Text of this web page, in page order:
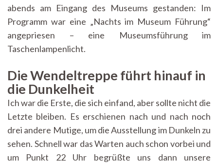
abends am Eingang des Museums gestanden: Im
Programm war eine „Nachts im Museum Führung“
angepriesen – eine Museumsführung im
Taschenlampenlicht.
Die Wendeltreppe führt hinauf in
die Dunkelheit
Ich war die Erste, die sich einfand, aber sollte nicht die
Letzte bleiben. Es erschienen nach und nach noch
drei andere Mutige, um die Ausstellung im Dunkeln zu
sehen. Schnell war das Warten auch schon vorbei und
um Punkt 22 Uhr begrüßte uns dann unsere